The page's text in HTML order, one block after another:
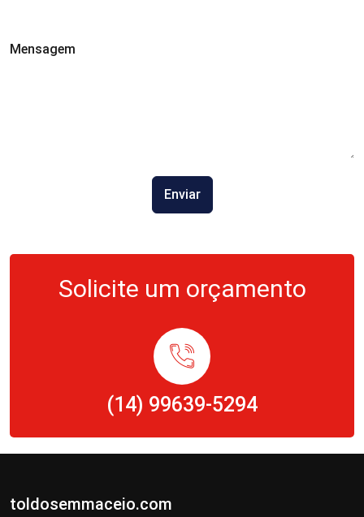
Mensagem
Enviar
Solicite um orçamento
(14) 99639-5294
toldosemmaceio.com